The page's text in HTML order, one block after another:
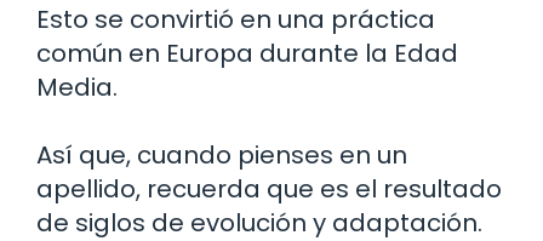
Esto se convirtió en una práctica
común en Europa durante la Edad
Media.
Así que, cuando pienses en un
apellido, recuerda que es el resultado
de siglos de evolución y adaptación.